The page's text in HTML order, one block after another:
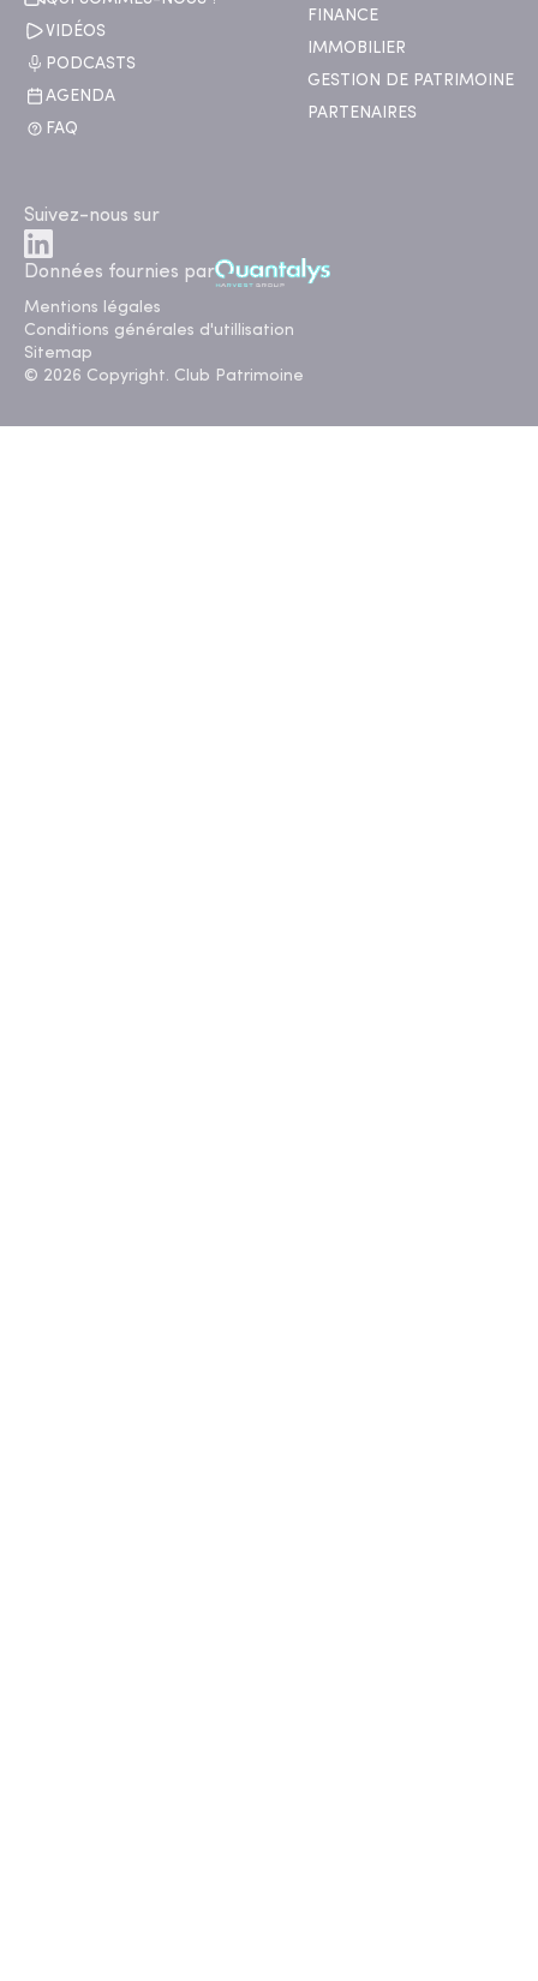
VIDÉOS
PODCASTS
AGENDA
FAQ
FINANCE
IMMOBILIER
GESTION DE PATRIMOINE
PARTENAIRES
Suivez-nous sur
Données fournies par
Mentions légales
Conditions générales d'utillisation
Sitemap
© 2026 Copyright. Club Patrimoine